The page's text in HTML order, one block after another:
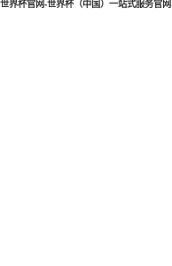
世界杯官网-世界杯（中国）一站式服务官网